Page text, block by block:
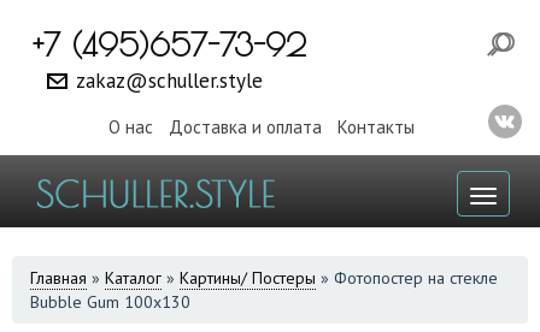
+7 (495)657-73-92
zakaz@schuller.style
О нас Доставка и оплата Контакты
ВЫ
ЗДЕСЬ
Главная » Каталог » Картины/ Постеры » Фотопостер на стекле
Bubble Gum 100x130